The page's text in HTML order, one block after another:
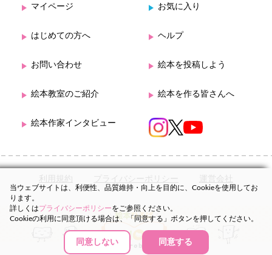
マイページ お気に入り
はじめての方へ ヘルプ
お問い合わせ 絵本を投稿しよう
絵本教室のご紹介 絵本を作る皆さんへ
絵本作家インタビュー
利用規約 プライバシーポリシー 運営会社
当ウェブサイトは、利便性、品質維持・向上を目的に、Cookieを使用してお
ります。
詳しくはプライバシーポリシーをご参照ください。
Cookieの利用に同意頂ける場合は、「同意する」ボタンを押してください。
同意しない 同意する